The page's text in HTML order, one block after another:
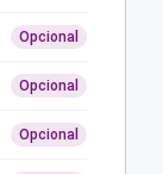
Opcional
Opcional
Opcional